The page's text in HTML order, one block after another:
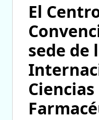
El
sede de
Ciencias